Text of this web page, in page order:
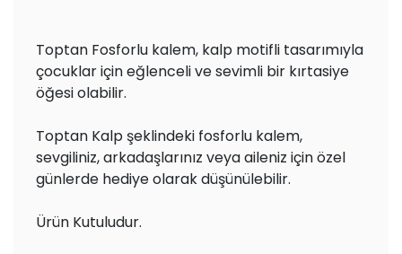
Toptan Fosforlu kalem, kalp motifli tasarımıyla
çocuklar için eğlenceli ve sevimli bir kırtasiye
öğesi olabilir.
Toptan Kalp şeklindeki fosforlu kalem,
sevgiliniz, arkadaşlarınız veya aileniz için özel
günlerde hediye olarak düşünülebilir.
Ürün Kutuludur.